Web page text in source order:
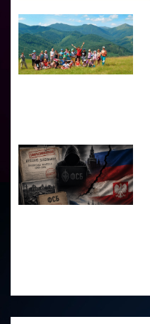
з
а
п
і
в